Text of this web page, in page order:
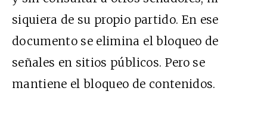
siquiera de su propio partido. En ese
documento se elimina el bloqueo de
señales en sitios públicos. Pero se
mantiene el bloqueo de contenidos.